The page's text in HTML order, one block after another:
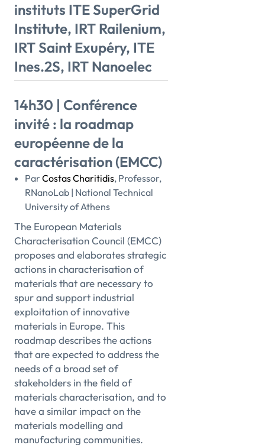
instituts ITE SuperGrid
Institute, IRT Railenium,
IRT Saint Exupéry, ITE
Ines.2S, IRT Nanoelec
14h30 | Conférence
invité : la roadmap
européenne de la
caractérisation (EMCC)
ParCostas Charitidis, Professor,
RNanoLab | National Technical
University of Athens
The European Materials
Characterisation Council (EMCC)
proposes and elaborates strategic
actions in characterisation of
materials that are necessary to
spur and support industrial
exploitation of innovative
materials in Europe. This
roadmap describes the actions
that are expected to address the
needs of a broad set of
stakeholders in the field of
materials characterisation, and to
have a similar impact on the
materials modelling and
manufacturing communities.